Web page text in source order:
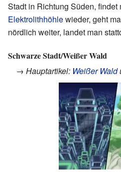
Stadt in Richtung Süden, findet
Elektrolithhöhlewieder, geht
nördlich weiter, landet man
Schwarze Stadt/Weißer Wald
→ Hauptartikel: Weißer Wald